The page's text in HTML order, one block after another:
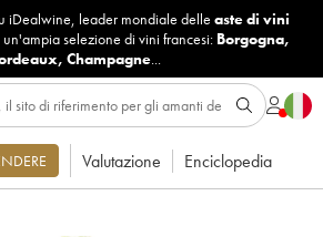
iDealwine, leader mondiale delle aste di vini
selezione di vini francesi: Borgogna,
, Champagne...
Valutazione Enciclopedia